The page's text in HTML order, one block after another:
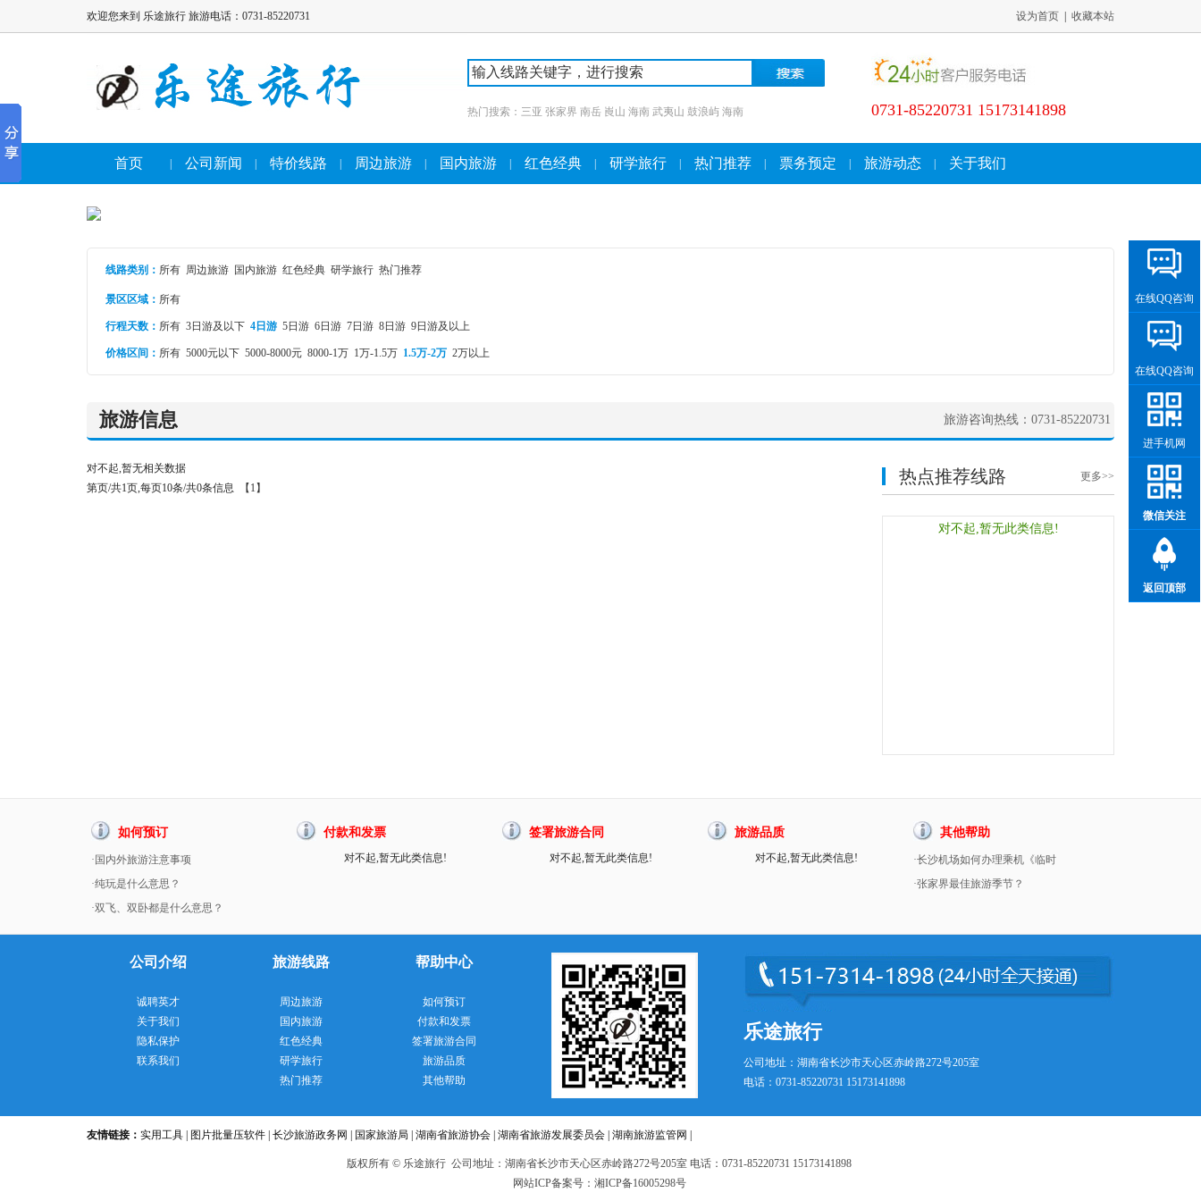
欢迎您来到 乐途旅行 旅游电话：0731-85220731 设为首页 收藏本站
热门搜索： 三亚 张家界 南岳 崀山 海南 武夷山 鼓浪屿 海南 0731-85220731 15173141898
首页 公司新闻 特价线路 周边旅游 国内旅游 红色经典 研学旅行 热门推荐 票务预定 旅游动态 关于我们
线路类别 ： 所有 周边旅游 国内旅游 红色经典 研学旅行 热门推荐
景区区域： 所有
行程天数： 所有 3日游及以下 4日游 5日游 6日游 7日游 8日游 9日游及以上
价格区间： 所有 5000元以下 5000-8000元 8000-1万 1万-1.5万 1.5万-2万 2万以上
旅游信息 旅游咨询热线：0731-85220731
对不起,暂无相关数据
第页/共1页,每页10条/共0条信息
【1】
热点推荐线路 更多>>
对不起,暂无此类信息!
如何预订
·国内外旅游注意事项
·纯玩是什么意思？
·双飞、双卧都是什么意思？
付款和发票
对不起,暂无此类信息!
签署旅游合同
对不起,暂无此类信息!
旅游品质
对不起,暂无此类信息!
其他帮助
·长沙机场如何办理乘机《临时
·张家界最佳旅游季节？
公司介绍
诚聘英才
关于我们
隐私保护
联系我们
旅游线路
周边旅游
国内旅游
红色经典
研学旅行
热门推荐
帮助中心
如何预订
付款和发票
签署旅游合同
旅游品质
其他帮助
乐途旅行
公司地址：湖南省长沙市天心区赤岭路272号205室
电话：0731-85220731 15173141898
友情链接： 实用工具 图片批量压软件 长沙旅游政务网 国家旅游局 湖南省旅游协会 湖南省旅游发展委员会 湖南旅游监管网
版权所有 © 乐途旅行 公司地址：湖南省长沙市天心区赤岭路272号205室 电话：0731-85220731 15173141898
网站ICP备案号：湘ICP备16005298号
在线QQ咨询
在线QQ咨询
进手机网
微信关注
返回顶部